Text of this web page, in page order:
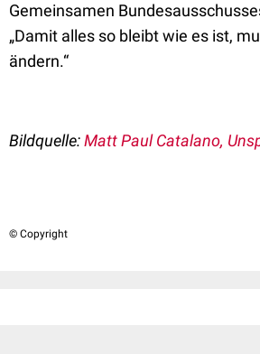
Gemeinsamen
„Damit alles so bleibt wie es ist,
ändern.“
Bildquelle:Matt Paul Catalano,
© Copyright